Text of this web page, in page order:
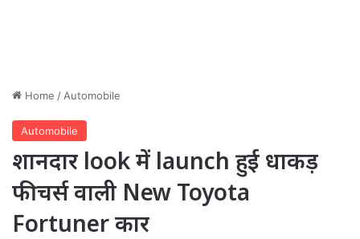
Home / Automobile
Automobile
शानदार look में launch हुई धाकड़
फीचर्स वाली New Toyota
Fortuner कार